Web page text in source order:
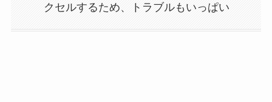
クセルするため、トラブルもいっぱい